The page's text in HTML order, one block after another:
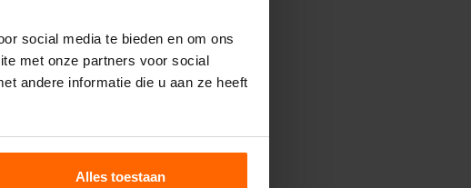
social media te bieden en om ons
met onze partners voor social
andere informatie die u aan ze heeft
Alles toestaan